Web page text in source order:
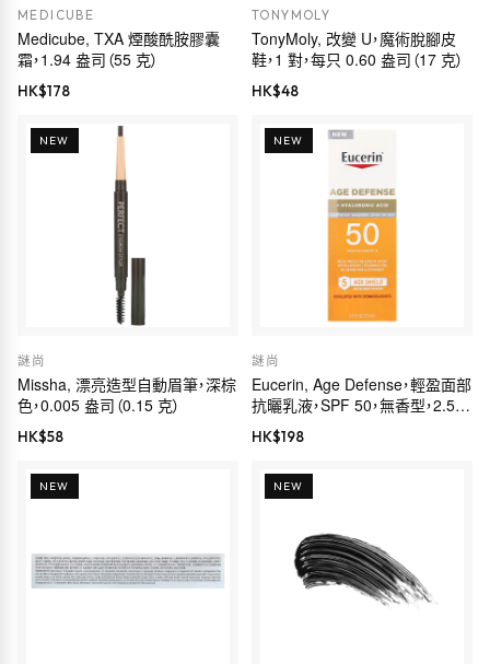
MEDICUBE
Medicube, TXA 煙酸酰胺膠囊
霜，1.94 盎司（55 克）
HK$178
TONYMOLY
TonyMoly, 改變 U，魔術脫腳皮
鞋，1 對，每只 0.60 盎司（17 克）
HK$48
NEW
謎尚
Missha, 漂亮造型自動眉筆，深棕
色，0.005 盎司（0.15 克）
HK$58
NEW
謎尚
Eucerin, Age Defense，輕盈面部
抗曬乳液，SPF 50，無香型，2.5
液量盎司（75 毫升）
HK$198
NEW NEW